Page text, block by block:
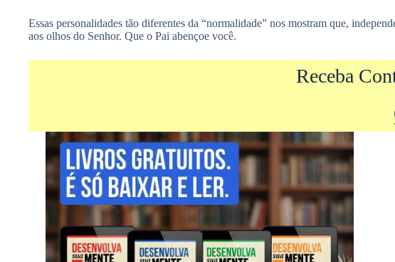
Essas personalidades tão diferentes da “normalidade” nos mostram que,
aos olhos do Senhor. Que o Pai abençoe você.
Receba